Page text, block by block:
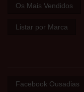
Os Mais Vendidos
Listar por Marca
Facebook Ousadias